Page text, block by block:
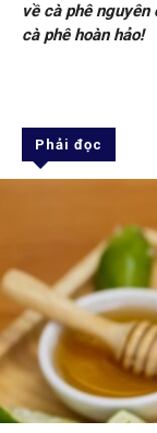
về cà phê
cà phê hoàn hảo!
Phải đọc